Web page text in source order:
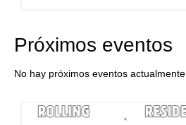
Próximos eventos
No hay próximos eventos actualmente.